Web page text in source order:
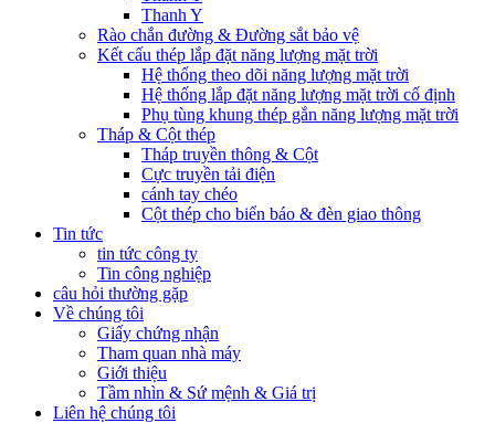
Thanh Y
Rào chắn đường & Đường sắt bảo vệ
Kết cấu thép lắp đặt năng lượng mặt trời
Hệ thống theo dõi năng lượng mặt trời
Hệ thống lắp đặt năng lượng mặt trời cố định
Phụ tùng khung thép gắn năng lượng mặt trời
Tháp & Cột thép
Tháp truyền thông & Cột
Cực truyền tải điện
cánh tay chéo
Cột thép cho biển báo & đèn giao thông
Tin tức
tin tức công ty
Tin công nghiệp
câu hỏi thường gặp
Về chúng tôi
Giấy chứng nhận
Tham quan nhà máy
Giới thiệu
Tầm nhìn & Sứ mệnh & Giá trị
Liên hệ chúng tôi